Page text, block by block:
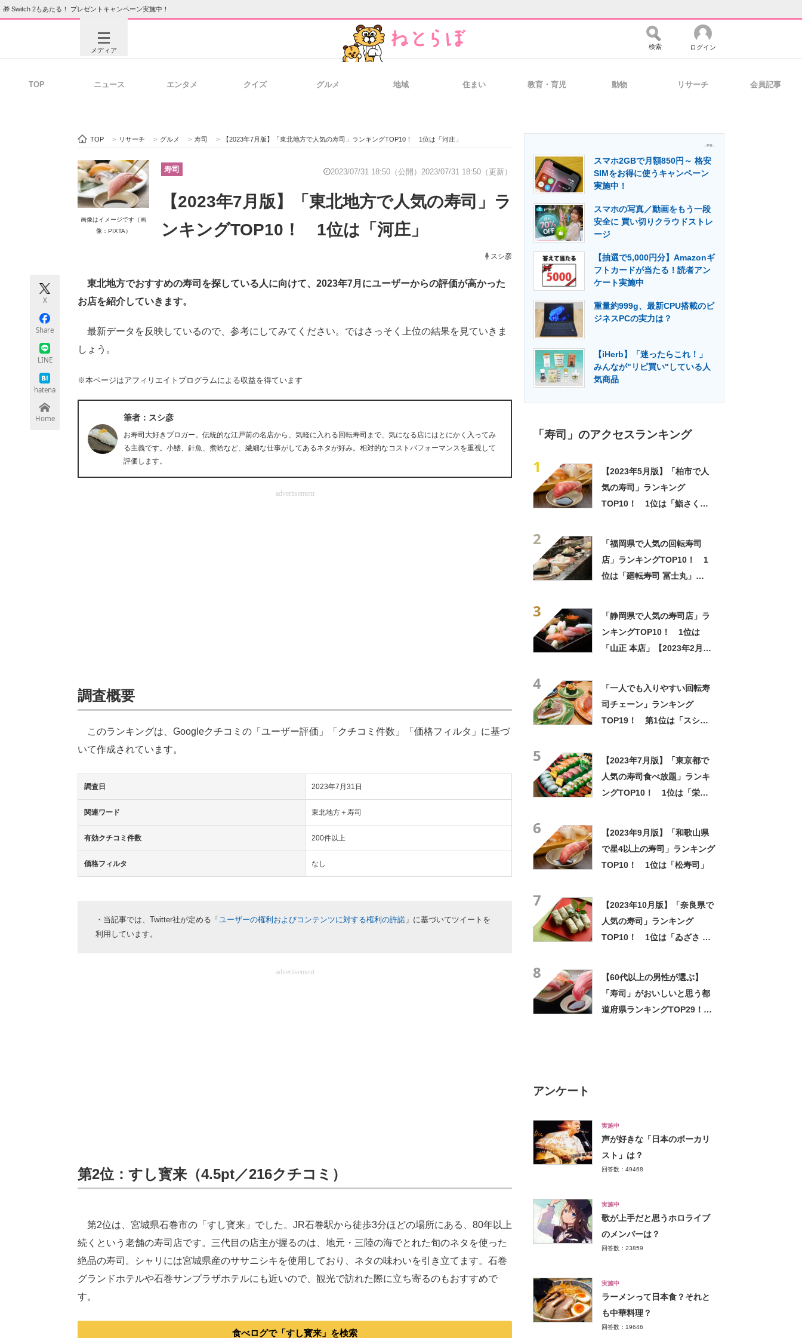
🎁 Switch 2もあたる！ プレゼントキャンペーン実施中！
メディア
ビジネスと働き方のヒント 経営リーダーのコミュニティ マーケ×ITの今がよく分かる
ITエンジニア向け専門サイト IT製品の技術・比較・事例 製造業のIT導入・活用を支援
エネルギーの専門メディア 建設×テクノロジーの最前線
ちょっと気になるネットの話題
検索 ログイン
TOP ニュース エンタメ クイズ グルメ 地域 住まい 教育・育児 動物 リサーチ 会員記事
TOP > リサーチ > グルメ > 寿司 > 【2023年7月版】「東北地方で人気の寿司」ランキングTOP10！ 1位は「河庄」
画像はイメージです（画
像：PIXTA）
寿司 2023/07/31 18:50（公開） 2023/07/31 18:50（更新）
【2023年7月版】「東北地方で人気の寿司」ラ
ンキングTOP10！ 1位は「河庄」
スシ彦
X
Share
LINE
hatena
Home
東北地方でおすすめの寿司を探している人に向けて、2023年7月にユーザーからの評価が高かった
お店を紹介していきます。
最新データを反映しているので、参考にしてみてください。ではさっそく上位の結果を見ていきま
しょう。
※本ページはアフィリエイトプログラムによる収益を得ています
筆者：スシ彦
お寿司大好きブロガー。伝統的な江戸前の名店から、気軽に入れる回転寿司まで、気になる店にはとにかく入ってみ
る主義です。小鰭、針魚、煮蛤など、繊細な仕事がしてあるネタが好み。相対的なコストパフォーマンスを重視して
評価します。
advertisement
調査概要
このランキングは、Googleクチコミの「ユーザー評価」「クチコミ件数」「価格フィルタ」に基づ
いて作成されています。
調査日 2023年7月31日
関連ワード 東北地方＋寿司
有効クチコミ件数 200件以上
価格フィルタ なし
・当記事では、Twitter社が定める「 ユーザーの権利およびコンテンツに対する権利の許諾 」に基づいてツイートを
利用しています。
advertisement
第2位：すし寳来（4.5pt／216クチコミ）
第2位は、宮城県石巻市の「すし寳来」でした。JR石巻駅から徒歩3分ほどの場所にある、80年以上
続くという老舗の寿司店です。三代目の店主が握るのは、地元・三陸の海でとれた旬のネタを使った
絶品の寿司。シャリには宮城県産のササニシキを使用しており、ネタの味わいを引き立てます。石巻
グランドホテルや石巻サンプラザホテルにも近いので、観光で訪れた際に立ち寄るのもおすすめで
す。
食べログで「すし寳来」を検索
- PR -
スマホ2GBで月額850円～ 格安
SIMをお得に使うキャンペーン
実施中！
スマホの写真／動画をもう一段
安全に 買い切りクラウドストレ
ージ
【抽選で5,000円分】Amazonギ
フトカードが当たる！読者アン
ケート実施中
重量約999g、最新CPU搭載のビ
ジネスPCの実力は？
【iHerb】「迷ったらこれ！」
みんなが"リピ買い"している人
気商品
「寿司」のアクセスランキング
1
【2023年5月版】「柏市で人
気の寿司」ランキング
TOP10！ 1位は「鮨さく
2
「福岡県で人気の回転寿司
店」ランキングTOP10！ 1
位は「廻転寿司 冨士丸」
3
「静岡県で人気の寿司店」ラ
ンキングTOP10！ 1位は
「山正 本店」【2023年2月
4
「一人でも入りやすい回転寿
司チェーン」ランキング
TOP19！ 第1位は「スシロ
5
【2023年7月版】「東京都で
人気の寿司食べ放題」ランキ
ングTOP10！ 1位は「栄寿
6
【2023年9月版】「和歌山県
で星4以上の寿司」ランキング
TOP10！ 1位は「松寿司」
7
【2023年10月版】「奈良県で
人気の寿司」ランキング
TOP10！ 1位は「ゐざさ 大
8
【60代以上の男性が選ぶ】
「寿司」がおいしいと思う都
道府県ランキングTOP29！
アンケート
実施中
声が好きな「日本のボーカリ
スト」は？
回答数：49468
実施中
歌が上手だと思うホロライブ
のメンバーは？
回答数：23859
実施中
ラーメンって日本食？それと
も中華料理？
回答数：19646